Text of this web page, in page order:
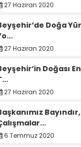
27 Haziran 2020
Doğa
27 Haziran 2020
Doğası
27 Haziran 2020
6 Temmuz 2020